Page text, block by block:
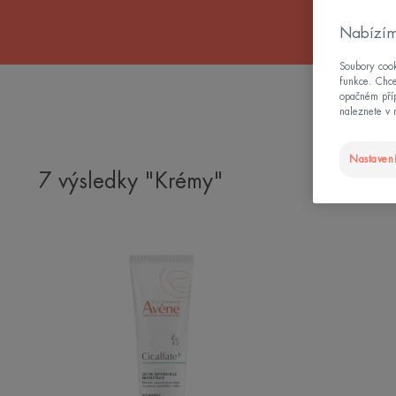
Potřeba
7 výsledky "Krémy"
Soubory
funkce.
opačném
naleznete v